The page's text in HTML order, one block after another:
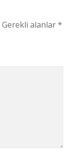
Gerekli alanlar*